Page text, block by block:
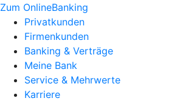
Zum OnlineBanking
Privatkunden
Firmenkunden
Banking & Verträge
Meine Bank
Service & Mehrwerte
Karriere